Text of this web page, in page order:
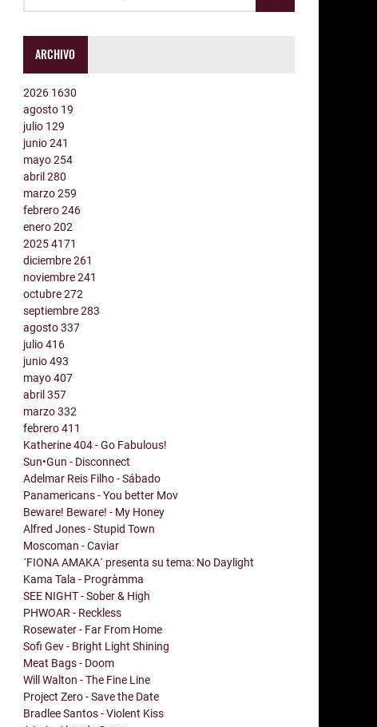
ARCHIVO
2026 1630
agosto 19
julio 129
junio241
mayo254
abril280
marzo259
febrero246
enero202
20254171
diciembre261
noviembre241
octubre272
septiembre283
agosto337
julio416
junio493
mayo407
abril357
marzo332
febrero411
Katherine 404 - Go Fabulous!
Sun•Gun - Disconnect
Adelmar Reis Filho - Sábado
Panamericans - You better Mov
Beware! Beware! - My Honey
Alfred Jones - Stupid Town
Moscoman - Caviar
´FIONA AMAKA´ presenta su tema: No Daylight
Kama Tala - Progràmma
SEE NIGHT - Sober & High
PHWOAR - Reckless
Rosewater - Far From Home
Sofi Gev - Bright Light Shining
Meat Bags - Doom
Will Walton - The Fine Line
Project Zero - Save the Date
Bradlee Santos - Violent Kiss